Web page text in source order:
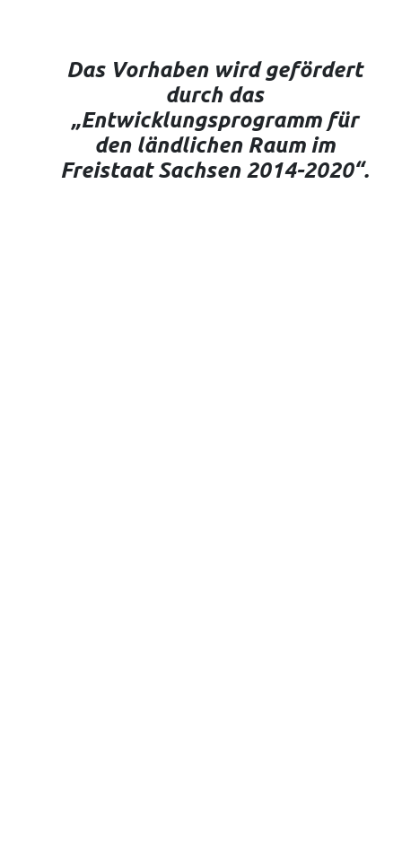
Das Vorhaben wird gefördert
durch das
„Entwicklungsprogramm für
den ländlichen Raum im
Freistaat Sachsen 2014-2020“.